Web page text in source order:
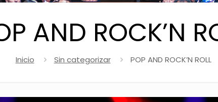
AND ROCK’N
Inicio Sin categorizar POP AND ROCK’N ROLL